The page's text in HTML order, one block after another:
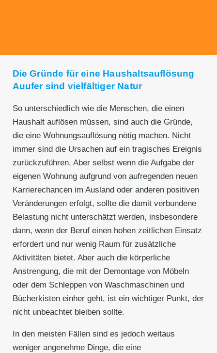
Die Gründe für eine Haushaltsauflösung
Auufer sind vielfältiger Natur
So unterschiedlich wie die Menschen, die einen
Haushalt auflösen müssen, sind auch die Gründe,
die eine Wohnungsauflösung nötig machen. Nicht
immer sind die Ursachen auf ein tragisches Ereignis
zurückzuführen. Aber selbst wenn die Aufgabe der
eigenen Wohnung aufgrund von aufregenden neuen
Karrierechancen im Ausland oder anderen positiven
Veränderungen erfolgt, sollte die damit verbundene
Belastung nicht unterschätzt werden, insbesondere
dann, wenn der Beruf einen hohen zeitlichen Einsatz
erfordert und nur wenig Raum für zusätzliche
Aktivitäten bietet. Aber auch die körperliche
Anstrengung, die mit der Demontage von Möbeln
oder dem Schleppen von Waschmaschinen und
Bücherkisten einher geht, ist ein wichtiger Punkt, der
nicht unbeachtet bleiben sollte.
In den meisten Fällen sind es jedoch weitaus
weniger angenehme Dinge, die eine